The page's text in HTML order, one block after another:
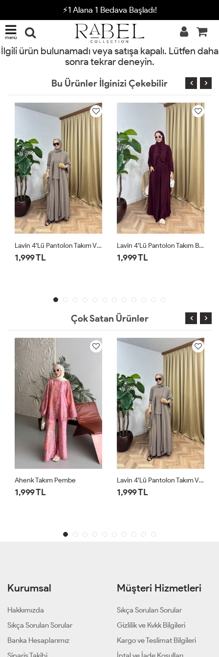
⚡1 Alana 1 Bedava Başladı!
menü
İlgili ürün bulunamadı veya satışa kapalı. Lütfen daha
sonra tekrar deneyin.
Bu Ürünler İlginizi Çekebilir
Lavin 4’lü Pantolon Takım Bordo
1,999 TL
Lavin 4’lü Pantolon Takım Siyah
1,999 TL
Çok Satan Ürünler
1,999 TL 1,999 TL
Kurumsal
Hakkımızda
Sıkça Sorulan Sorular
Banka Hesaplarımız
Müşteri Hizmetleri
Sıkça Sorulan Sorular
Gizlilik ve Kvkk Bilgileri
Kargo ve Teslimat Bilgileri